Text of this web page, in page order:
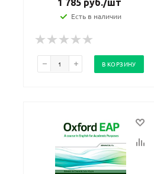
1 785 руб./шт
Есть в наличии
В КОРЗИНУ